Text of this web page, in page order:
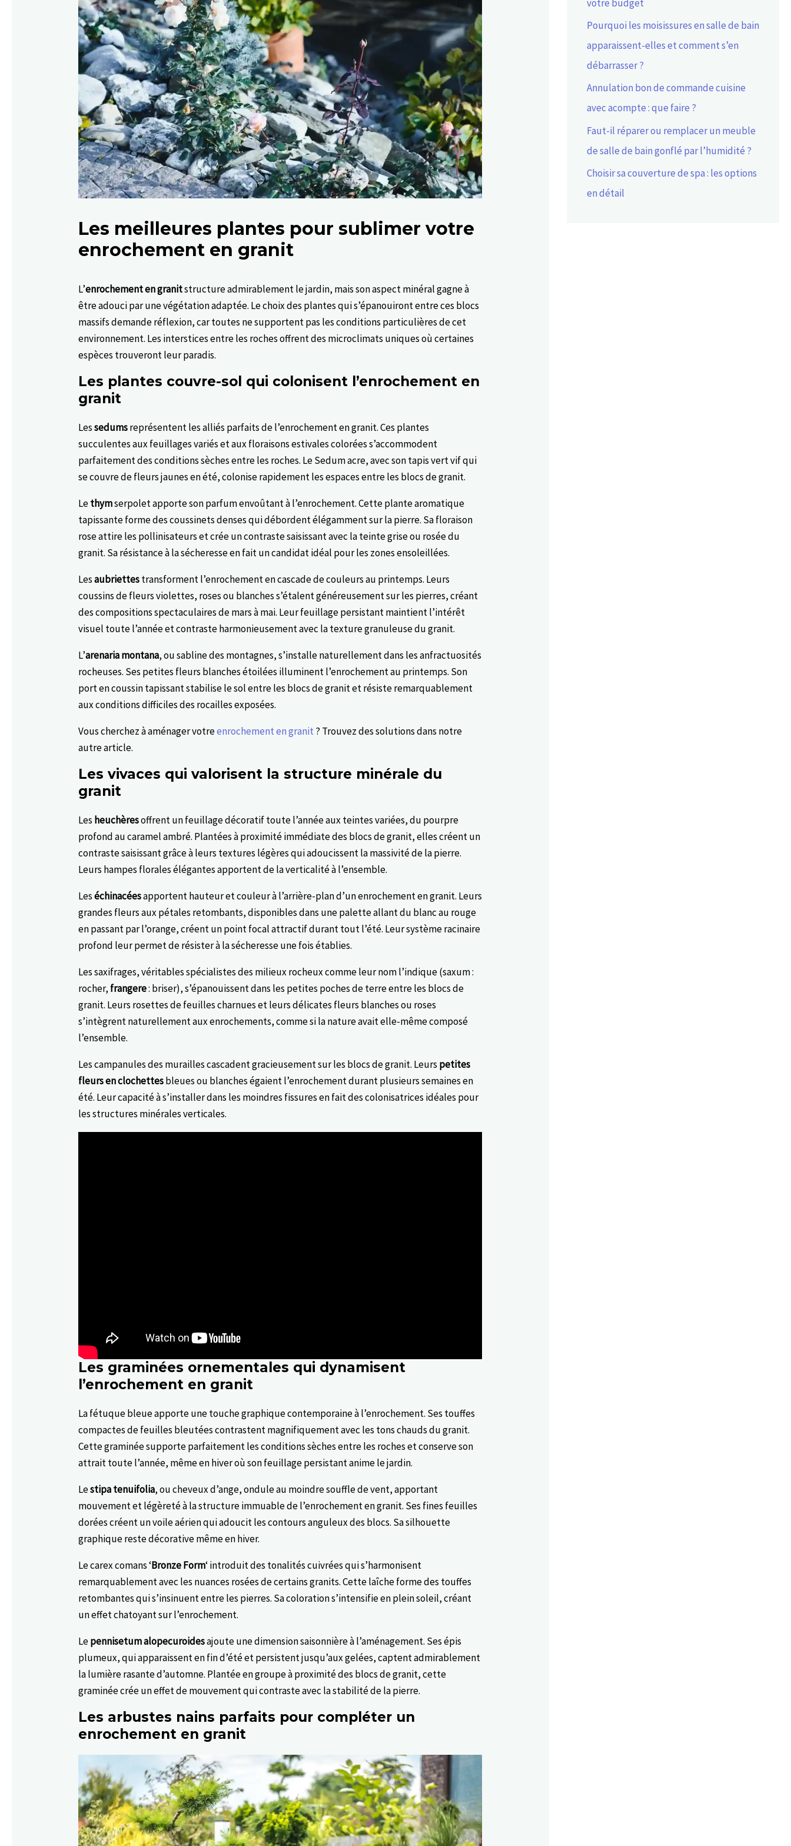
Les meilleures plantes pour sublimer votre
enrochement en granit
L’enrochement en granitstructure admirablement le jardin, mais son aspect minéral gagne à
être adouci par une végétation adaptée. Le choix des plantes qui s’épanouiront entre ces blocs
massifs demande réflexion, car toutes ne supportent pas les conditions particulières de cet
environnement. Les interstices entre les roches offrent des microclimats uniques où certaines
espèces trouveront leur paradis.
Les plantes couvre-sol qui colonisent l’enrochement en
granit
Lessedumsreprésentent les alliés parfaits de l’enrochement en granit. Ces plantes
succulentes aux feuillages variés et aux floraisons estivales colorées s’accommodent
parfaitement des conditions sèches entre les roches. Le Sedum acre, avec son tapis vert vif qui
se couvre de fleurs jaunes en été, colonise rapidement les espaces entre les blocs de granit.
Lethymserpolet apporte son parfum envoûtant à l’enrochement. Cette plante aromatique
tapissante forme des coussinets denses qui débordent élégamment sur la pierre. Sa floraison
rose attire les pollinisateurs et crée un contraste saisissant avec la teinte grise ou rosée du
granit. Sa résistance à la sécheresse en fait un candidat idéal pour les zones ensoleillées.
Lesaubriettestransforment l’enrochement en cascade de couleurs au printemps. Leurs
coussins de fleurs violettes, roses ou blanches s’étalent généreusement sur les pierres, créant
des compositions spectaculaires de mars à mai. Leur feuillage persistant maintient l’intérêt
visuel toute l’année et contraste harmonieusement avec la texture granuleuse du granit.
L’arenaria montana, ou sabline des montagnes, s’installe naturellement dans les anfractuosités
rocheuses. Ses petites fleurs blanches étoilées illuminent l’enrochement au printemps. Son
port en coussin tapissant stabilise le sol entre les blocs de granit et résiste remarquablement
aux conditions difficiles des rocailles exposées.
Vous cherchez à aménager votreenrochement en granit ? Trouvez des solutions dans notre
autre article.
Les vivaces qui valorisent la structure minérale du
granit
Les heuchèresoffrent un feuillage décoratif toute l’année aux teintes variées, du pourpre
profond au caramel ambré. Plantées à proximité immédiate des blocs de granit, elles créent un
contraste saisissant grâce à leurs textures légères qui adoucissent la massivité de la pierre.
Leurs hampes florales élégantes apportent de la verticalité à l’ensemble.
Leséchinacéesapportent hauteur et couleur à l’arrière-plan d’un enrochement en granit. Leurs
grandes fleurs aux pétales retombants, disponibles dans une palette allant du blanc au rouge
en passant par l’orange, créent un point focal attractif durant tout l’été. Leur système racinaire
profond leur permet de résister à la sécheresse une fois établies.
Les saxifrages, véritables spécialistes des milieux rocheux comme leur nom l’indique (saxum :
rocher, frangere: briser), s’épanouissent dans les petites poches de terre entre les blocs de
granit. Leurs rosettes de feuilles charnues et leurs délicates fleurs blanches ou roses
s’intègrent naturellement aux enrochements, comme si la nature avait elle-même composé
l’ensemble.
Les campanules des murailles cascadent gracieusement sur les blocs de granit. Leurs petites
fleurs en clochettesbleues ou blanches égaient l’enrochement durant plusieurs semaines en
été. Leur capacité à s’installer dans les moindres fissures en fait des colonisatrices idéales pour
les structures minérales verticales.
Les graminées ornementales qui dynamisent
l’enrochement en granit
La fétuque bleue apporte une touche graphique contemporaine à l’enrochement. Ses touffes
compactes de feuilles bleutées contrastent magnifiquement avec les tons chauds du granit.
Cette graminée supporte parfaitement les conditions sèches entre les roches et conserve son
attrait toute l’année, même en hiver où son feuillage persistant anime le jardin.
Lestipa tenuifolia, ou cheveux d’ange, ondule au moindre souffle de vent, apportant
mouvement et légèreté à la structure immuable de l’enrochement en granit. Ses fines feuilles
dorées créent un voile aérien qui adoucit les contours anguleux des blocs. Sa silhouette
graphique reste décorative même en hiver.
Le carex comans ‘Bronze Form‘ introduit des tonalités cuivrées qui s’harmonisent
remarquablement avec les nuances rosées de certains granits. Cette laîche forme des touffes
retombantes qui s’insinuent entre les pierres. Sa coloration s’intensifie en plein soleil, créant
un effet chatoyant sur l’enrochement.
Lepennisetum alopecuroidesajoute une dimension saisonnière à l’aménagement. Ses épis
plumeux, qui apparaissent en fin d’été et persistent jusqu’aux gelées, captent admirablement
la lumière rasante d’automne. Plantée en groupe à proximité des blocs de granit, cette
graminée crée un effet de mouvement qui contraste avec la stabilité de la pierre.
Les arbustes nains parfaits pour compléter un
enrochement en granit
votre budget
Pourquoi les moisissures en salle de bain
apparaissent-elles et comment s’en
débarrasser ?
Annulation bon de commande cuisine
avec acompte : que faire ?
Faut-il réparer ou remplacer un meuble
de salle de bain gonflé par l’humidité ?
Choisir sa couverture de spa : les options
en détail